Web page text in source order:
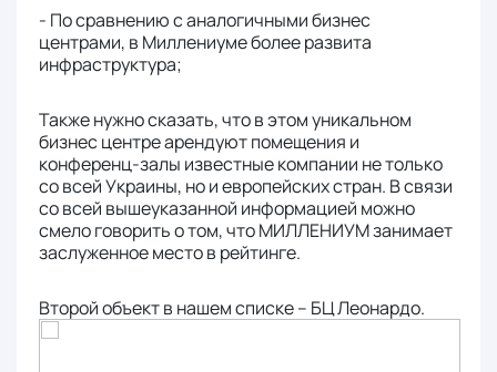
- По сравнению с аналогичными бизнес
центрами, в Миллениуме более развита
инфраструктура;
Также нужно сказать, что в этом уникальном
бизнес центре арендуют помещения и
конференц-залы известные компании не только
со всей Украины, но и европейских стран. В связи
со всей вышеуказанной информацией можно
смело говорить о том, что МИЛЛЕНИУМ занимает
заслуженное место в рейтинге.
Второй объект в нашем списке – БЦ Леонардо.